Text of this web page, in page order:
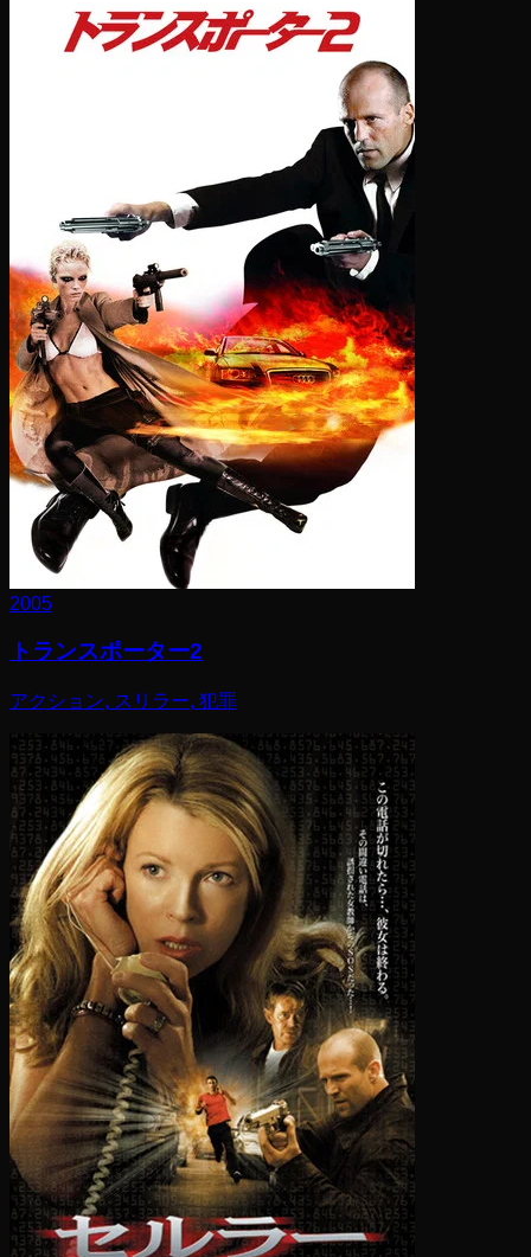
2005
トランスポーター2
アクション, スリラー, 犯罪